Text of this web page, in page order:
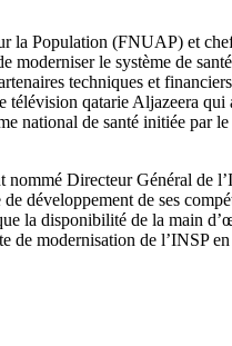
la Population (FNUAP) et
le système de
techniques et
qatarie Aljazeera
national de santé initiée par
Directeur Général
développement de ses
la disponibilité de la main
de modernisation de l’INSP